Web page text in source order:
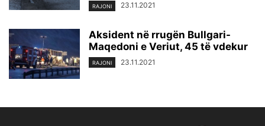
RAJONI 23.11.2021
Aksident në rrugën Bullgari-
Maqedoni e Veriut, 45 të vdekur
RAJONI 23.11.2021